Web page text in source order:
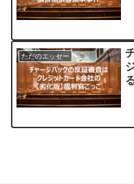
ただのエッセー